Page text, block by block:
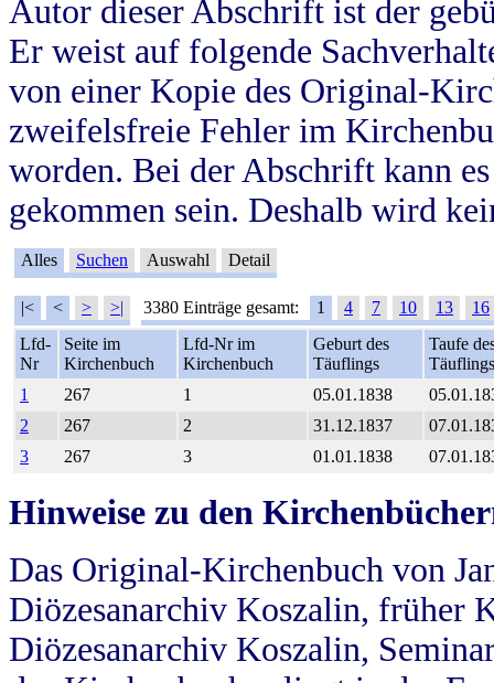
Autor dieser Abschrift ist der
Er weist auf folgende
von einer Kopie des Original-
zweifelsfreie Fehler im
worden. Bei der Abschrift kann
gekommen sein. Deshalb wird
Alles Suchen Auswahl Detail
|< < > >| 3380 Einträge gesamt: 1 4 7 10 13
16
Lfd-
Nr
Seite im
Kirchenbuch
Lfd-Nr im
Kirchenbuch
Geburt des
Täuflings
Taufe
Täuflings
1
267 1 05.01.1838
2
267 2 31.12.1837
3
267 3 01.01.1838
Hinweise zu den
Das Original-Kirchenbuch von
Diözesanarchiv Koszalin, früher
Diözesanarchiv Koszalin,